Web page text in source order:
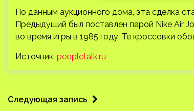
По данным аукционного дома, эта сделка
Предыдущий был поставлен парой Nike Air
во время игры в 1985 году. Те кроссовки
Источник: peopletalk.ru
Следующая запись